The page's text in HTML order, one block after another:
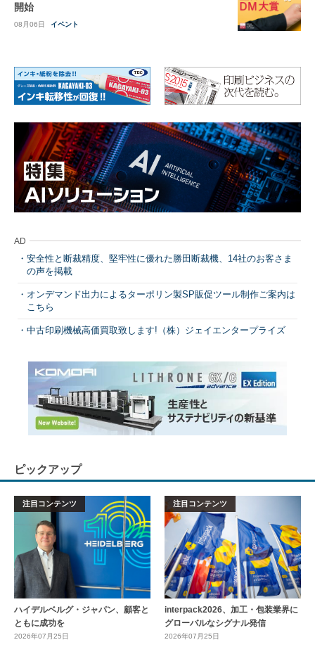
開始
08月06日 イベント
AD
安全性と断裁精度、堅牢性に優れた勝田断裁機、14社のお客さま
の声を掲載
オンデマンド出力によるターポリン製SP販促ツール制作ご案内は
こちら
中古印刷機械高価買取致します!（株）ジェイエンタープライズ
ピックアップ
注目コンテンツ
ハイデルベルグ・ジャパン、顧客と
ともに成功を
2026年07月25日
注目コンテンツ
interpack2026、加工・包装業界に
グローバルなシグナル発信
2026年07月25日